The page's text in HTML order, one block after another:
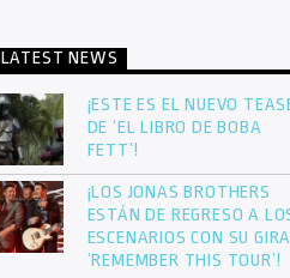
LATEST NEWS
¡ESTE ES EL NUEVO
DE ‘EL LIBRO DE BOBA
FETT’!
¡LOS JONAS BROTHERS
ESTÁN DE REGRESO A
ESCENARIOS CON SU GIRA
‘REMEMBER THIS TOUR’!